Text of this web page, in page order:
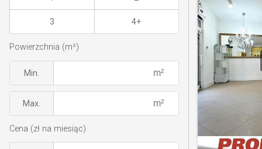
3 4+
Powierzchnia (m²)
Min.
Max.
Cena (zł na miesiąc)